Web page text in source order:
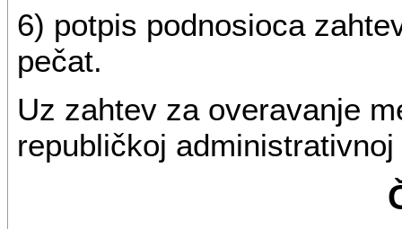
6) potpis podnosioca
pečat.
Uz zahtev za overavanje
republičkoj